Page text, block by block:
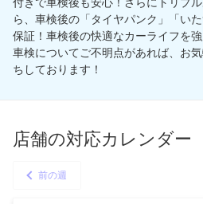
ら、車検後の「タイヤパンク」「い
保証！車検後の快適なカーライフを
車検についてご不明点があれば、お
ちしております！
店舗の対応カレンダー
前の週